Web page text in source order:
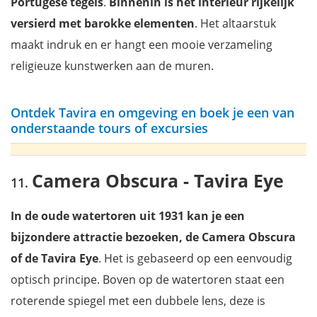
versierd met barokke elementen. Het altaarstuk
maakt indruk en er hangt een mooie verzameling
religieuze kunstwerken aan de muren.
Ontdek Tavira en omgeving en boek je een van
onderstaande tours of excursies
Camera Obscura - Tavira Eye
In de oude watertoren uit 1931 kan je een
bijzondere attractie bezoeken, de Camera Obscura
of de Tavira Eye. Het is gebaseerd op een eenvoudig
optisch principe. Boven op de watertoren staat een
roterende spiegel met een dubbele lens, deze is